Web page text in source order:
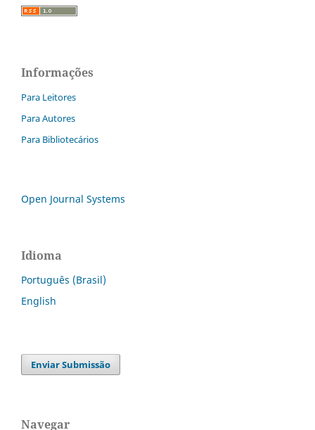
Informações
Para Leitores
Para Autores
Para Bibliotecários
Open Journal Systems
Idioma
Português (Brasil)
English
Enviar Submissão
Navegar